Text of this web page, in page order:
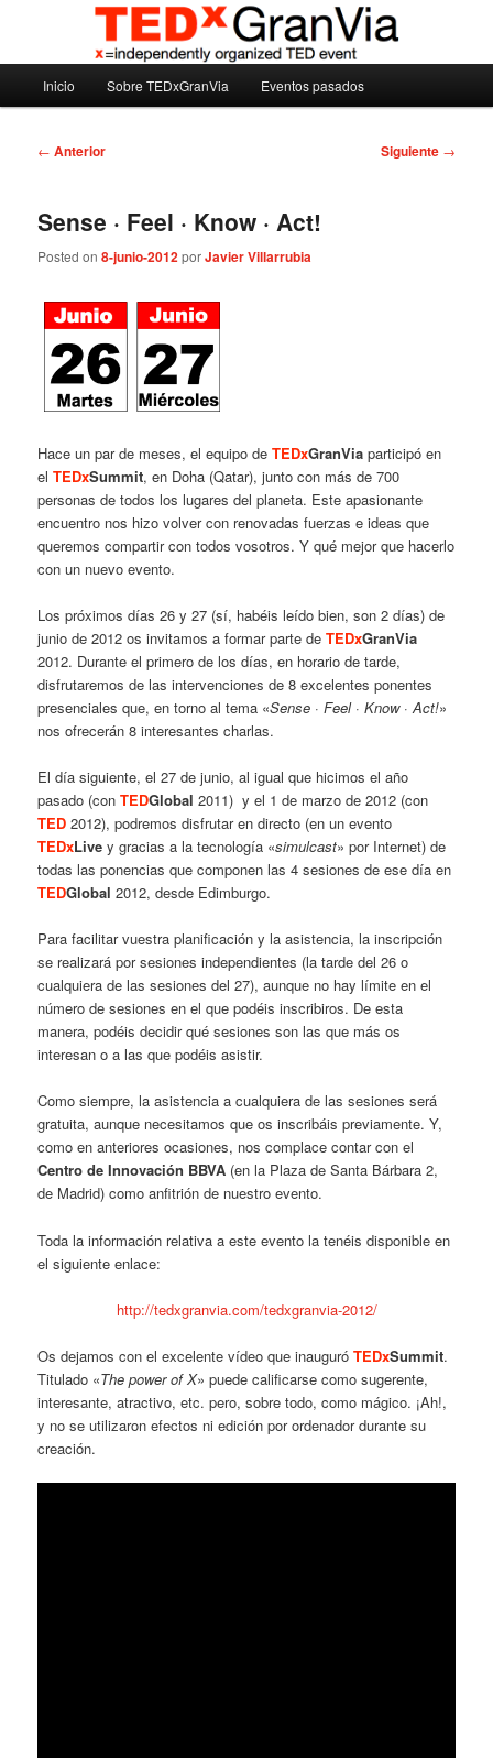
principalTEDxGranVia
Madrid – España – Spain
Inicio Sobre TEDxGranVia Eventos pasados
Navegación
← Anterior Siguiente →
Sense · Feel · Know · Act!
Posted on8-junio-2012porJavier Villarrubia
Hace un par de meses, el equipo deTEDxGranVia participó en
elTEDxSummit, en Doha (Qatar), junto con más de 700
personas de todos los lugares del planeta. Este apasionante
encuentro nos hizo volver con renovadas fuerzas e ideas que
queremos compartir con todos vosotros. Y qué mejor que hacerlo
con un nuevo evento.
Los próximos días 26 y 27 (sí, habéis leído bien, son 2 días) de
junio de 2012 os invitamos a formar parte deTEDxGranVia
2012. Durante el primero de los días, en horario de tarde,
disfrutaremos de las intervenciones de 8 excelentes ponentes
presenciales que, en torno al tema «Sense · Feel · Know · Act!»
nos ofrecerán 8 interesantes charlas.
El día siguiente, el 27 de junio, al igual que hicimos el año
pasado (conTEDGlobal 2011) y el 1 de marzo de 2012 (con
TED 2012), podremos disfrutar en directo (en un evento
TEDxLive y gracias a la tecnología «simulcast» por Internet) de
todas las ponencias que componen las 4 sesiones de ese día en
TEDGlobal 2012, desde Edimburgo.
Para facilitar vuestra planificación y la asistencia, la inscripción
se realizará por sesiones independientes (la tarde del 26 o
cualquiera de las sesiones del 27), aunque no hay límite en el
número de sesiones en el que podéis inscribiros. De esta
manera, podéis decidir qué sesiones son las que más os
interesan o a las que podéis asistir.
Como siempre, la asistencia a cualquiera de las sesiones será
gratuita, aunque necesitamos que os inscribáis previamente. Y,
como en anteriores ocasiones, nos complace contar con el
Centro de Innovación BBVA (en la Plaza de Santa Bárbara 2,
de Madrid) como anfitrión de nuestro evento.
Toda la información relativa a este evento la tenéis disponible en
el siguiente enlace:
http://tedxgranvia.com/tedxgranvia-2012/
Os dejamos con el excelente vídeo que inauguróTEDxSummit.
Titulado «The power of X» puede calificarse como sugerente,
interesante, atractivo, etc. pero, sobre todo, como mágico. ¡Ah!,
y no se utilizaron efectos ni edición por ordenador durante su
creación.